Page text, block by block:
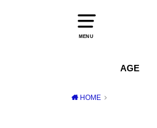
MENU
AGE
HOME